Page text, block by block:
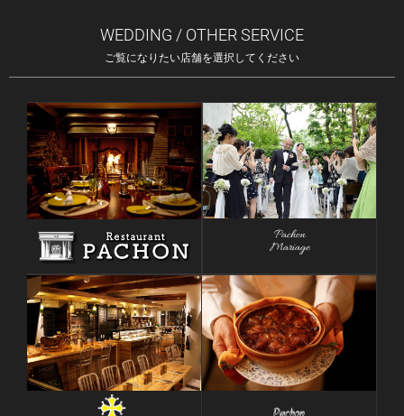
WEDDING / OTHER SERVICE
ご覧になりたい店舗を選択してください
Pachon
Mariage